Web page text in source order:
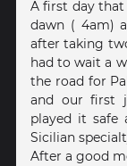
A first day
dawn ( 4am)
after taking
had to wait a
the road for
and our first
played it safe
Sicilian
After a good